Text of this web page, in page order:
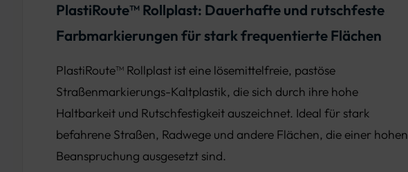
PlastiRoute™ Rollplast: Dauerhafte und rutschfeste
Farbmarkierungen für stark frequentierte Flächen
PlastiRoute™ Rollplast ist eine lösemittelfreie, pastöse
Straßenmarkierungs-Kaltplastik, die sich durch ihre hohe
Haltbarkeit und Rutschfestigkeit auszeichnet. Ideal für stark
befahrene Straßen, Radwege und andere Flächen, die einer hohen
Beanspruchung ausgesetzt sind.